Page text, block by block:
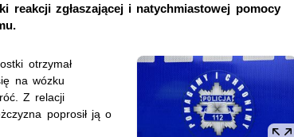
reakcji zgłaszającej i natychmiastowej pomocy
otrzymał
na wózku
Z relacji
poprosił ją o